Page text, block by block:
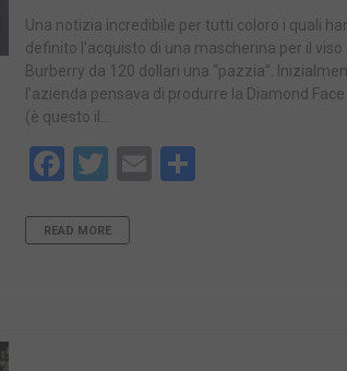
Una notizia incredibile per tutti coloro i quali
definito l’acquisto di una mascherina per il viso
Burberry da 120 dollari una “pazzia”.
l’azienda pensava di produrre la Diamond
(è questo il…
Facebook
TwitterEmail
READ MORE